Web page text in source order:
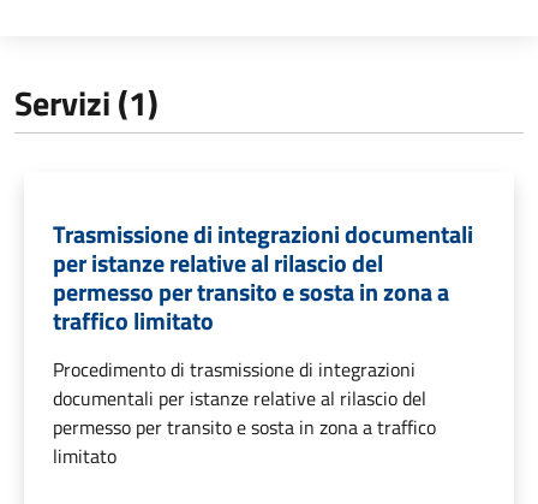
Servizi (1)
Trasmissione di integrazioni documentali
per istanze relative al rilascio del
permesso per transito e sosta in zona a
traffico limitato
Procedimento di trasmissione di integrazioni
documentali per istanze relative al rilascio del
permesso per transito e sosta in zona a traffico
limitato